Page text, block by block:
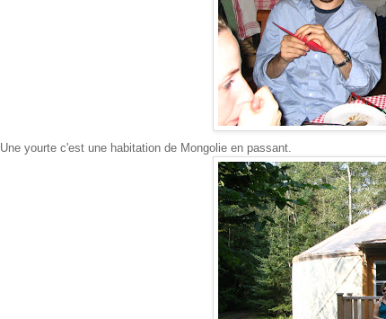
Une yourte c'est une habitation de Mongolie en passant.